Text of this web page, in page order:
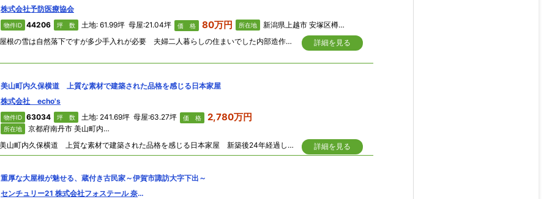
株式会社予防医療協会
物件ID 44206 坪 数 土地: 61.99坪 母屋:21.04坪 価 格 80万円 所在地
新潟県上越市 安塚区樽田647番地
屋根の雪は自然落下ですが多少手入れが必要 夫婦二人暮らしの住まいでした内部造作とてもキレイです 南向き採光いごごちの良い間取りです
詳細を見る
美山町内久保横道 上質な素材で建築された品格を感じる日本家屋
株式会社 echo's
物件ID 63034 坪 数 土地: 241.69坪 母屋:63.27坪 価 格 2,780万円
所在地
京都府南丹市 美山町内久保横道
美山町内久保横道 上質な素材で建築された品格を感じる日本家屋 新築後24年経過しているわりに、とても程度良好な状態を維持されたお住まいです。
詳細を見る
重厚な大屋根が魅せる、蔵付き古民家～伊賀市諏訪大字下出～
センチュリー21 株式会社フォステール 奈良西大寺店